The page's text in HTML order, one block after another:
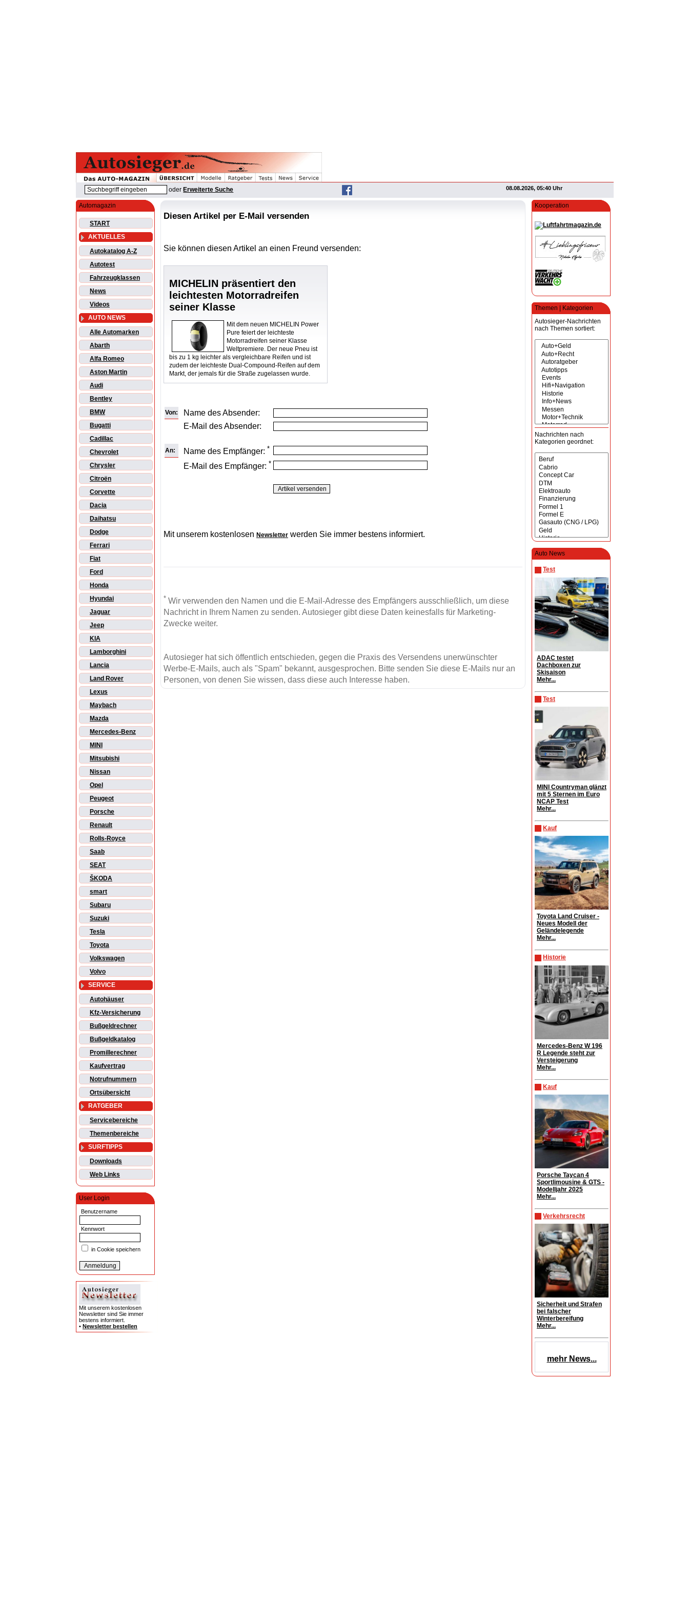
oder Erweiterte Suche 08.08.2026, 05:40 Uhr
Automagazin
START
AKTUELLES
Autokatalog A-Z
Autotest
Fahrzeugklassen
News
Videos
AUTO NEWS
Alle Automarken
Abarth
Alfa Romeo
Aston Martin
Audi
Bentley
BMW
Bugatti
Cadillac
Chevrolet
Chrysler
Citroën
Corvette
Dacia
Daihatsu
Dodge
Ferrari
Fiat
Ford
Honda
Hyundai
Jaguar
Jeep
KIA
Lamborghini
Lancia
Land Rover
Lexus
Maybach
Mazda
Mercedes-Benz
MINI
Mitsubishi
Nissan
Opel
Peugeot
Porsche
Renault
Rolls-Royce
Saab
SEAT
ŠKODA
smart
Subaru
Suzuki
Tesla
Toyota
Volkswagen
Volvo
SERVICE
Autohäuser
Kfz-Versicherung
Bußgeldrechner
Bußgeldkatalog
Promillerechner
Kaufvertrag
Notrufnummern
Ortsübersicht
RATGEBER
Servicebereiche
Themenbereiche
SURFTIPPS
Downloads
Web Links
User Login
Benutzername
Kennwort
in Cookie speichern
Mit unserem kostenlosen
Newsletter sind Sie immer
bestens informiert.
• Newsletter bestellen
Kooperation
Themen | Kategorien
Autosieger-Nachrichten
nach Themen sortiert:
Nachrichten nach
Kategorien geordnet:
Auto News
Test
ADAC testet
Dachboxen zur
Skisaison
Mehr...
Test
MINI Countryman glänzt
mit 5 Sternen im Euro
NCAP Test
Mehr...
Kauf
Toyota Land Cruiser -
Neues Modell der
Geländelegende
Mehr...
Historie
Mercedes-Benz W 196
R Legende steht zur
Versteigerung
Mehr...
Kauf
Porsche Taycan 4
Sportlimousine & GTS -
Modelljahr 2025
Mehr...
Verkehrsrecht
Sicherheit und Strafen
bei falscher
Winterbereifung
Mehr...
mehr News...
Diesen Artikel per E-Mail versenden
Sie können diesen Artikel an einen Freund versenden:
MICHELIN präsentiert den
leichtesten Motorradreifen
seiner Klasse
Mit dem neuen MICHELIN Power
Pure feiert der leichteste
Motorradreifen seiner Klasse
Weltpremiere. Der neue Pneu ist
bis zu 1 kg leichter als vergleichbare Reifen und ist
zudem der leichteste Dual-Compound-Reifen auf dem
Markt, der jemals für die Straße zugelassen wurde.
Von:
Name des Absender:
E-Mail des Absender:
An: Name des Empfänger: *
E-Mail des Empfänger: *
Mit unserem kostenlosen Newsletter werden Sie immer bestens informiert.
* Wir verwenden den Namen und die E-Mail-Adresse des Empfängers ausschließlich, um diese
Nachricht in Ihrem Namen zu senden. Autosieger gibt diese Daten keinesfalls für Marketing-
Zwecke weiter.
Autosieger hat sich öffentlich entschieden, gegen die Praxis des Versendens unerwünschter
Werbe-E-Mails, auch als "Spam" bekannt, ausgesprochen. Bitte senden Sie diese E-Mails nur an
Personen, von denen Sie wissen, dass diese auch Interesse haben.